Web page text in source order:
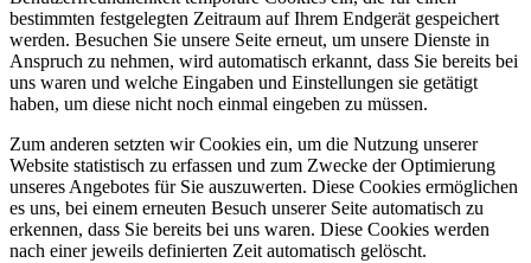
bestimmten festgelegten Zeitraum auf Ihrem Endgerät gespeichert
werden. Besuchen Sie unsere Seite erneut, um unsere Dienste in
Anspruch zu nehmen, wird automatisch erkannt, dass Sie bereits bei
uns waren und welche Eingaben und Einstellungen sie getätigt
haben, um diese nicht noch einmal eingeben zu müssen.
Zum anderen setzten wir Cookies ein, um die Nutzung unserer
Website statistisch zu erfassen und zum Zwecke der Optimierung
unseres Angebotes für Sie auszuwerten. Diese Cookies ermöglichen
es uns, bei einem erneuten Besuch unserer Seite automatisch zu
erkennen, dass Sie bereits bei uns waren. Diese Cookies werden
nach einer jeweils definierten Zeit automatisch gelöscht.